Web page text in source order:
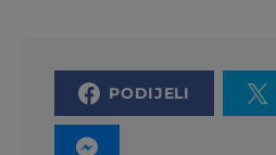
PODIJELI